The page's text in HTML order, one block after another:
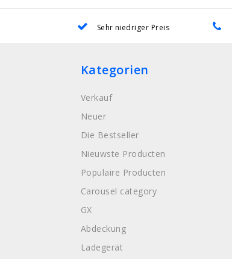
Sehr niedriger Preis
Kategorien
Verkauf
Neuer
Die Bestseller
Nieuwste Producten
Populaire Producten
Carousel category
GX
Abdeckung
Ladegerät